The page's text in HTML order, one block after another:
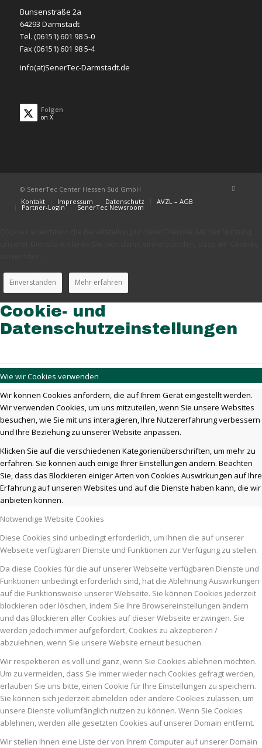
Bunsenstraße 2a
64293 Darmstadt
Tel. (06151) 601 98 5-0
Fax (06151) 601 98 5-4
info(at)SenerTec-Darmstadt.de
Folgen
on X
© SenerTec Center Hessen Süd GmbH
Kontakt
Impressum Datenschutz AVZL – AGB
Partner-Login SenerTec Newsroom
Einverstanden Mehr erfahren
Cookie- und
Datenschutzeinstellungen
Wie wir Cookies verwenden
Wir können Cookies anfordern, die auf Ihrem Gerät eingestellt werden.
Wir verwenden Cookies, um uns mitzuteilen, wenn Sie unsere Websites
besuchen, wie Sie mit uns interagieren, Ihre Nutzererfahrung verbessern
und Ihre Beziehung zu unserer Website anpassen.
Klicken Sie auf die verschiedenen Kategorienüberschriften, um mehr zu
erfahren. Sie können auch einige Ihrer Einstellungen ändern. Beachten
Sie, dass das Blockieren einiger Arten von Cookies Auswirkungen auf Ihre
Erfahrung auf unseren Websites und auf die Dienste haben kann, die wir
anbieten können.
Notwendige Website Cookies
Diese Cookies sind unbedingt erforderlich, um Ihnen die auf unserer
Webseite verfügbaren Dienste und Funktionen zur Verfügung zu stellen.
Da diese Cookies für die auf unserer Webseite verfügbaren Dienste und
Funktionen unbedingt erforderlich sind, hat die Ablehnung Auswirkungen
auf die Funktionsweise unserer Webseite. Sie können Cookies jederzeit
blockieren oder löschen, indem Sie Ihre Browsereinstellungen ändern
und das Blockieren aller Cookies auf dieser Webseite erzwingen. Sie
werden jedoch immer aufgefordert, Cookies zu akzeptieren /
abzulehnen, wenn Sie unsere Website erneut besuchen.
Wir respektieren es voll und ganz, wenn Sie Cookies ablehnen möchten.
Um zu vermeiden, dass Sie immer wieder nach Cookies gefragt werden,
erlauben Sie uns bitte, einen Cookie für Ihre Einstellungen zu speichern.
Sie können sich jederzeit abmelden oder andere Cookies zulassen, um
unsere Dienste vollumfänglich nutzen zu können. Wenn Sie Cookies
ablehnen, werden alle gesetzten Cookies auf unserer Domain entfernt.
Wir stellen Ihnen eine Liste der von Ihrem Computer auf unserer Domain